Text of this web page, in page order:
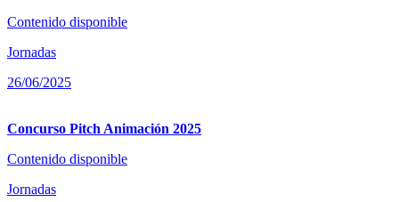
Contenido disponible
Jornadas
26/06/2025
Concurso Pitch Animación 2025
Contenido disponible
Jornadas